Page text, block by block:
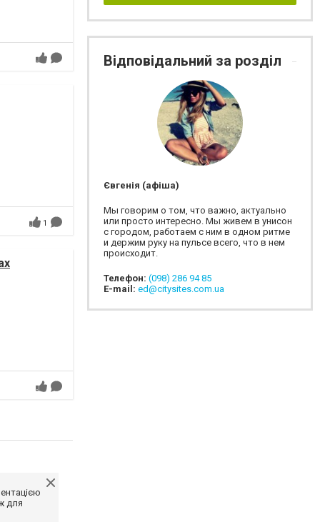
1
для
Відповідальний за розділ
Євгенія (афіша)
Мы говорим о том, что важно, актуально
или просто интересно. Мы живем в унисон
с городом, работаем с ним в одном ритме
и держим руку на пульсе всего, что в нем
происходит.
Телефон: (098) 286 94 85
E-mail: ed@citysites.com.ua